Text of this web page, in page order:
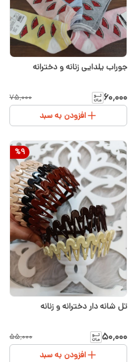
جوراب یلدایی زنانه و دخترانه
۶۰٬۰۰۰ ۷۵٬۰۰۰
افزودن به سبد
%9
تل شانه دار دخترانه و زنانه
۵۰٬۰۰۰ ۵۵٬۰۰۰
افزودن به سبد